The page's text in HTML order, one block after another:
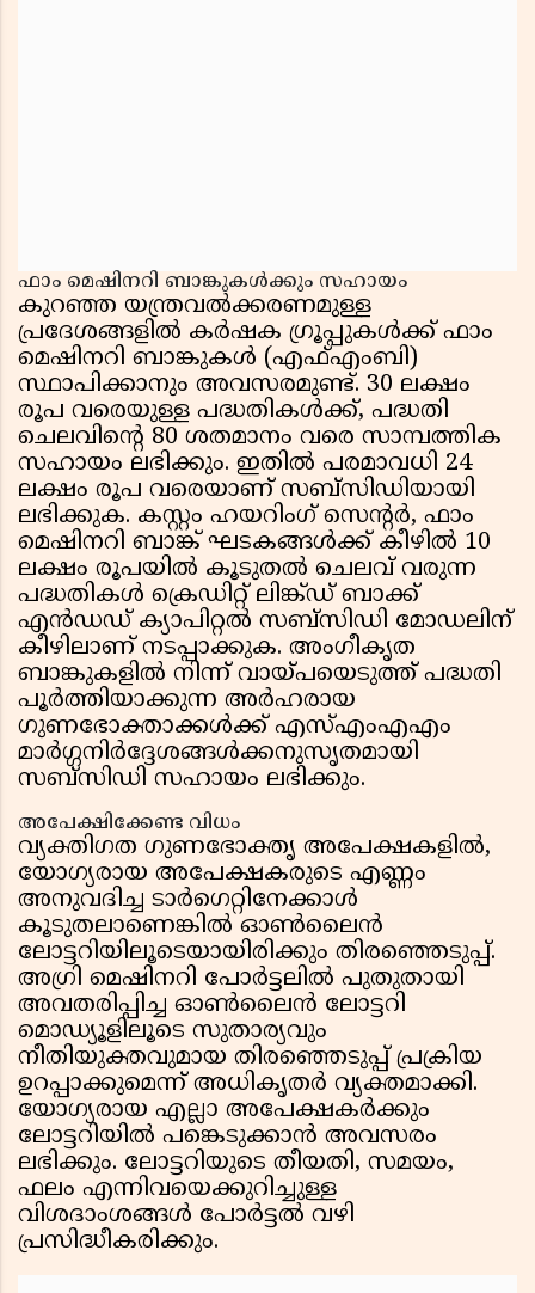
ഫാം മെഷിനറി ബാങ്കുകൾക്കും സഹായം
കുറഞ്ഞ യന്ത്രവൽക്കരണമുള്ള
പ്രദേശങ്ങളിൽ കർഷക ഗ്രൂപ്പുകൾക്ക് ഫാം
മെഷിനറി ബാങ്കുകൾ (എഫ്എംബി)
സ്ഥാപിക്കാനും അവസരമുണ്ട്. 30 ലക്ഷം
രൂപ വരെയുള്ള പദ്ധതികൾക്ക്, പദ്ധതി
ചെലവിൻ്റെ 80 ശതമാനം വരെ സാമ്പത്തിക
സഹായം ലഭിക്കും. ഇതിൽ പരമാവധി 24
ലക്ഷം രൂപ വരെയാണ് സബ്സിഡിയായി
ലഭിക്കുക. കസ്റ്റം ഹയറിംഗ് സെൻ്റർ, ഫാം
മെഷിനറി ബാങ്ക് ഘടകങ്ങൾക്ക് കീഴിൽ 10
ലക്ഷം രൂപയിൽ കൂടുതൽ ചെലവ് വരുന്ന
പദ്ധതികൾ ക്രെഡിറ്റ് ലിങ്ക്ഡ് ബാക്ക്
എൻഡഡ് ക്യാപിറ്റൽ സബ്സിഡി മോഡലിന്
കീഴിലാണ് നടപ്പാക്കുക. അംഗീകൃത
ബാങ്കുകളിൽ നിന്ന് വായ്പയെടുത്ത് പദ്ധതി
പൂർത്തിയാക്കുന്ന അർഹരായ
ഗുണഭോക്താക്കൾക്ക് എസ്എംഎഎം
മാർഗ്ഗനിർദ്ദേശങ്ങൾക്കനുസൃതമായി
സബ്സിഡി സഹായം ലഭിക്കും.
അപേക്ഷിക്കേണ്ട വിധം
വ്യക്തിഗത ഗുണഭോക്തൃ അപേക്ഷകളിൽ,
യോഗ്യരായ അപേക്ഷകരുടെ എണ്ണം
അനുവദിച്ച ടാർഗെറ്റിനേക്കാൾ
കൂടുതലാണെങ്കിൽ ഓൺലൈൻ
ലോട്ടറിയിലൂടെയായിരിക്കും തിരഞ്ഞെടുപ്പ്.
അഗ്രി മെഷിനറി പോർട്ടലിൽ പുതുതായി
അവതരിപ്പിച്ച ഓൺലൈൻ ലോട്ടറി
മൊഡ്യൂളിലൂടെ സുതാര്യവും
നീതിയുക്തവുമായ തിരഞ്ഞെടുപ്പ് പ്രക്രിയ
ഉറപ്പാക്കുമെന്ന് അധികൃതർ വ്യക്തമാക്കി.
യോഗ്യരായ എല്ലാ അപേക്ഷകർക്കും
ലോട്ടറിയിൽ പങ്കെടുക്കാൻ അവസരം
ലഭിക്കും. ലോട്ടറിയുടെ തീയതി, സമയം,
ഫലം എന്നിവയെക്കുറിച്ചുള്ള
വിശദാംശങ്ങൾ പോർട്ടൽ വഴി
പ്രസിദ്ധീകരിക്കും.